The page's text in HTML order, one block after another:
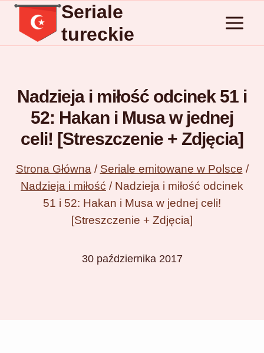
Przejdź
treści
Seriale
tureckie
Nadzieja i miłość odcinek 51 i
52: Hakan i Musa w jednej
celi! [Streszczenie + Zdjęcia]
Strona Główna / Seriale emitowane w Polsce /
Nadzieja i miłość / Nadzieja i miłość odcinek
51 i 52: Hakan i Musa w jednej celi!
[Streszczenie + Zdjęcia]
30 października 2017